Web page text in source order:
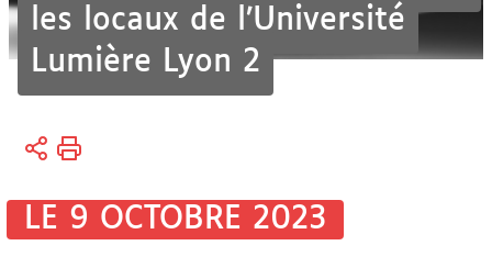
les locaux de l’Université
Lumière Lyon 2
Vous
Accueil
LE 9 OCTOBRE 2023